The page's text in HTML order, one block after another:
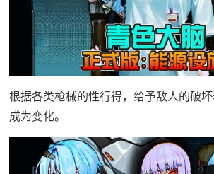
根据各类枪械的性行得，给予敌人的破
成为变化。